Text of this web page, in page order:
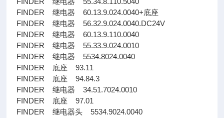
FINDER 继电器 60.13.9.024.0040+底座
FINDER 继电器 56.32.9.024.0040.DC24V
FINDER 继电器 60.13.9.110.0040
FINDER 继电器 55.33.9.024.0010
FINDER 继电器 5534.8024.0040
FINDER 底座 93.11
FINDER 底座 94.84.3
FINDER 继电器 34.51.7024.0010
FINDER 底座 97.01
FINDER 继电器头 5534.9024.0040